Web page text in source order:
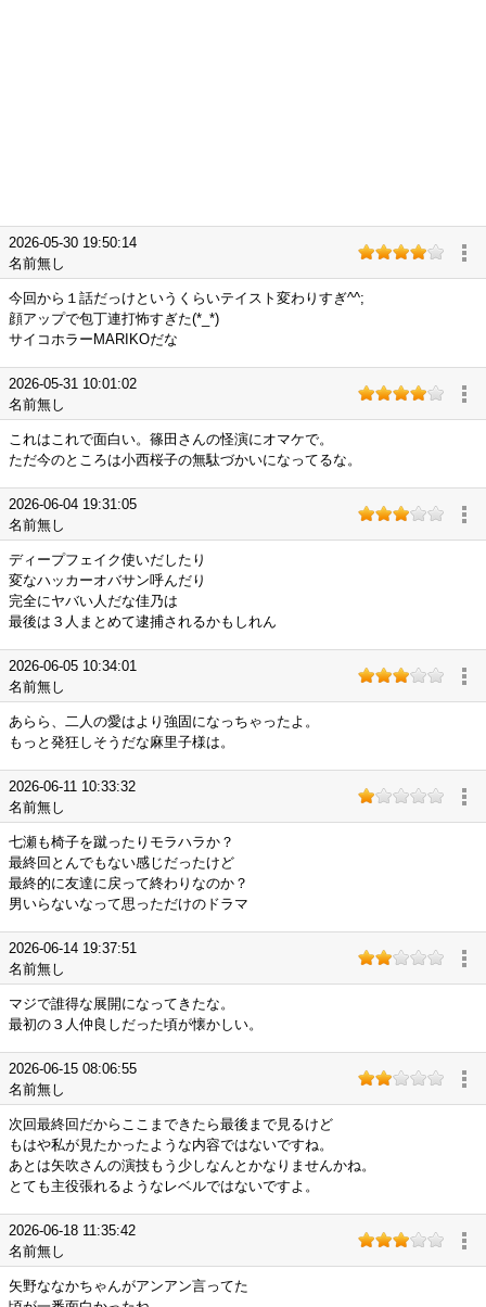
2026-05-30 19:50:14
名前無し
今回から１話だっけというくらいテイスト変わりすぎ^^;
顔アップで包丁連打怖すぎた(*_*)
サイコホラーMARIKOだな
2026-05-31 10:01:02
名前無し
これはこれで面白い。篠田さんの怪演にオマケで。
ただ今のところは小西桜子の無駄づかいになってるな。
2026-06-04 19:31:05
名前無し
ディープフェイク使いだしたり
変なハッカーオバサン呼んだり
完全にヤバい人だな佳乃は
最後は３人まとめて逮捕されるかもしれん
2026-06-05 10:34:01
名前無し
あらら、二人の愛はより強固になっちゃったよ。
もっと発狂しそうだな麻里子様は。
2026-06-11 10:33:32
名前無し
七瀬も椅子を蹴ったりモラハラか？
最終回とんでもない感じだったけど
最終的に友達に戻って終わりなのか？
男いらないなって思っただけのドラマ
2026-06-14 19:37:51
名前無し
マジで誰得な展開になってきたな。
最初の３人仲良しだった頃が懐かしい。
2026-06-15 08:06:55
名前無し
次回最終回だからここまできたら最後まで見るけど
もはや私が見たかったような内容ではないですね。
あとは矢吹さんの演技もう少しなんとかなりませんかね。
とても主役張れるようなレベルではないですよ。
2026-06-18 11:35:42
名前無し
矢野ななかちゃんがアンアン言ってた